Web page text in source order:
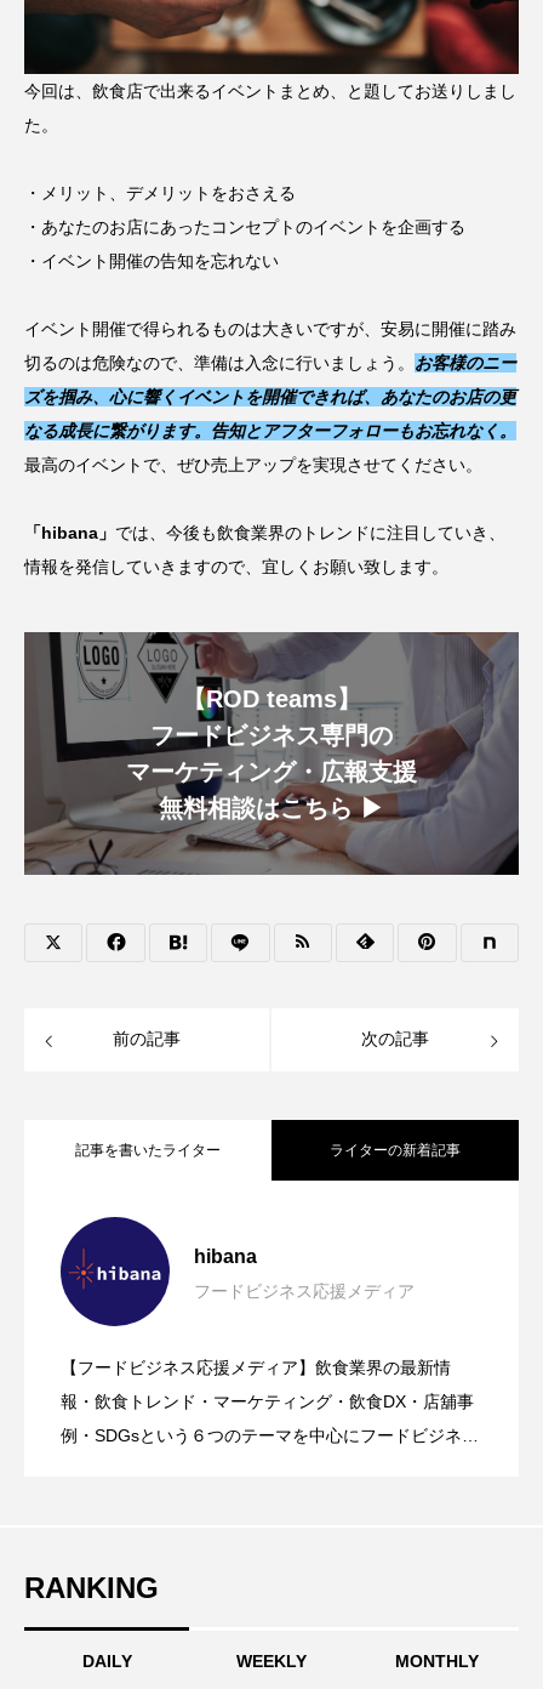
今回は、飲食店で出来るイベントまとめ、と題してお送りしまし
た。
・メリット、デメリットをおさえる
・あなたのお店にあったコンセプトのイベントを企画する
・イベント開催の告知を忘れない
イベント開催で得られるものは大きいですが、安易に開催に踏み
切るのは危険なので、準備は入念に行いましょう。 お客様のニー
ズを掴み、心に響くイベントを開催できれば、あなたのお店の更
なる成長に繋がります。告知とアフターフォローもお忘れなく。
最高のイベントで、ぜひ売上アップを実現させてください。
「hibana」 では、今後も飲食業界のトレンドに注目していき、
情報を発信していきますので、宜しくお願い致します。
【ROD teams】
フードビジネス専門の
マーケティング・広報支援
無料相談はこちら ▶︎
前の記事 次の記事
記事を書いたライター ライターの新着記事
hibana
フードビジネス応援メディア
【フードビジネス応援メディア】飲食業界の最新情
報・飲食トレンド・マーケティング・飲食DX・店舖事
例・SDGsという６つのテーマを中心にフードビジネ
2026.08.06
グルメが人気上昇
2026.08.05
ラントベース×超低糖質アイス「Purple
グ・ギフト誕生
2026.08.05 【笠間栗100%使用の栗スイーツ店｜笠間
RANKING
DAILY WEEKLY MONTHLY